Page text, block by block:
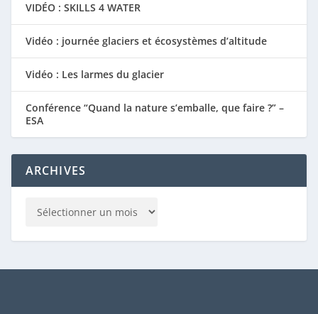
VIDÉO : SKILLS 4 WATER
Vidéo : journée glaciers et écosystèmes d’altitude
Vidéo : Les larmes du glacier
Conférence “Quand la nature s’emballe, que faire ?” –
ESA
ARCHIVES